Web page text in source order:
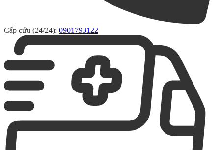
Cấp cứu (24/24): 0901793122